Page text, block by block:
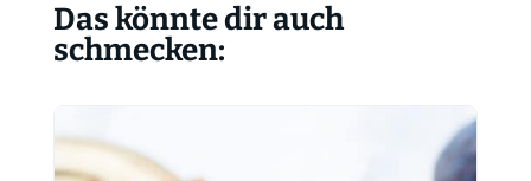
Das könnte dir auch
schmecken: